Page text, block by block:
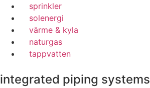
sprinkler
solenergi
värme & kyla
naturgas
tappvatten
integrated piping systems